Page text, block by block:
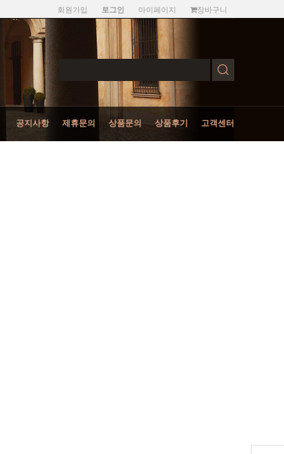
회원가입 로그인 마이페이지 장바구니
공지사항 제휴문의 상품문의 상품후기 고객센터